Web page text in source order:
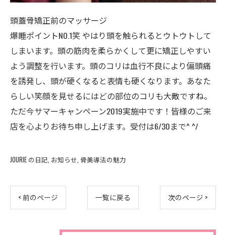
頭蓋骨矯正前のマッサージ
爆睡ポイントNO.1笑 やはり頭を触られるとウトウトして
しまいます。頭の筋肉を柔らかくして更に矯正しやすい
よう調整を行います。頭のコリは血行不良により偏頭痛
を誘発し、頭が硬くなると表情も硬くなります。あなた
らしい笑顔を見せるにはどの部位のコリも大敵ですね。
ただ今サマーキャンペーン2019実施中です！皆様のご来
店を心よりお待ち申し上げます。受付は6/30まで^ ^/
JOURIE の日記 お知らせ 骨美導法の魅力
< 前のページ 一覧に戻る 次のページ >